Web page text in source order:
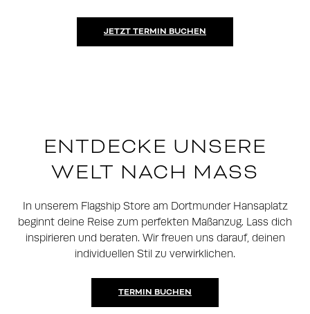
JETZT TERMIN BUCHEN
ENTDECKE UNSERE
WELT NACH MASS
In unserem Flagship Store am Dortmunder Hansaplatz
beginnt deine Reise zum perfekten Maßanzug. Lass dich
inspirieren und beraten. Wir freuen uns darauf, deinen
individuellen Stil zu verwirklichen.
TERMIN BUCHEN